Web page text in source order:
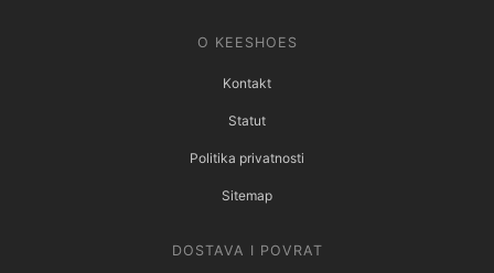
O KEESHOES
Kontakt
Statut
Politika privatnosti
Sitemap
DOSTAVA I POVRAT